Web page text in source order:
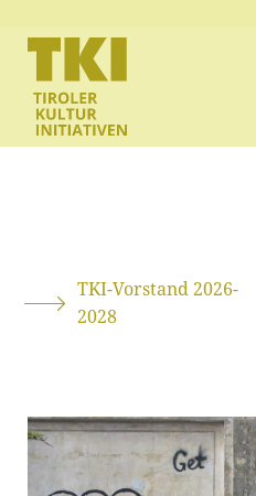
TKI-Vorstand 2026-
2028